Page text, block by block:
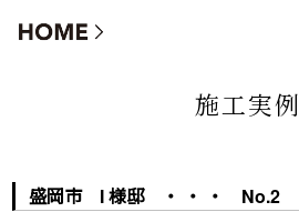
盛岡市 I 様邸 ・ ・ ・ No.2
施工実例
盛岡市 I 様邸 ・ ・ ・ No.2